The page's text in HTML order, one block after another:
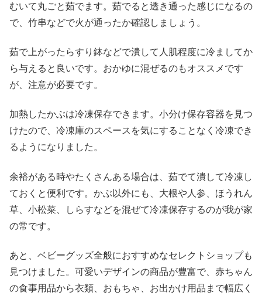
むいて丸ごと茹でます。茹でると透き通った感じになるの
で、竹串などで火が通ったか確認しましょう。
茹で上がったらすり鉢などで潰して人肌程度に冷ましてか
ら与えると良いです。おかゆに混ぜるのもオススメです
が、注意が必要です。
加熱したかぶは冷凍保存できます。小分け保存容器を見つ
けたので、冷凍庫のスペースを気にすることなく冷凍でき
るようになりました。
余裕がある時やたくさんある場合は、茹でて潰して冷凍し
ておくと便利です。かぶ以外にも、大根や人参、ほうれん
草、小松菜、しらすなどを混ぜて冷凍保存するのが我が家
の常です。
あと、ベビーグッズ全般におすすめなセレクトショップも
見つけました。可愛いデザインの商品が豊富で、赤ちゃん
の食事用品から衣類、おもちゃ、お出かけ用品まで幅広く